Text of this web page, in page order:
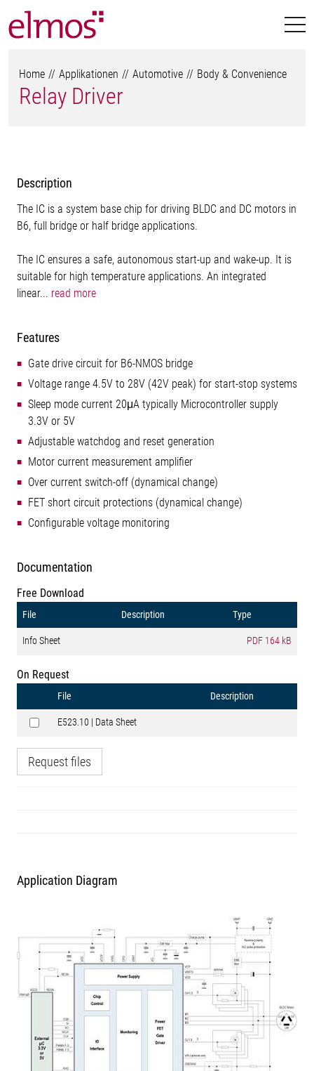
Home Applikationen Automotive Body & Convenience
Relay Driver
Description
The IC is a system base chip for driving BLDC and DC motors in
B6, full bridge or half bridge applications.
The IC ensures a safe, autonomous start-up and wake-up. It is
suitable for high temperature applications. An integrated
linear... read more
Features
Gate drive circuit for B6-NMOS bridge
Voltage range 4.5V to 28V (42V peak) for start-stop systems
Sleep mode current 20μA typically Microcontroller supply
3.3V or 5V
Adjustable watchdog and reset generation
Motor current measurement amplifier
Over current switch-off (dynamical change)
FET short circuit protections (dynamical change)
Configurable voltage monitoring
Documentation
Free Download
File Description Type
Info Sheet PDF 164 kB
On Request
File Description
E523.10 | Data Sheet
Request files
Application Diagram